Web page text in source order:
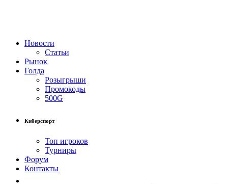
Новости
Статьи
Рынок
Голда
Розыгрыши
Промокоды
500G
Киберспорт
Топ игроков
Турниры
Форум
Контакты